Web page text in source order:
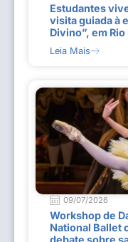
Estudantes
visita guiada à
Divino”, em
Leia Mais
09/07/2026
Workshop de
National Ballet
debate sobre